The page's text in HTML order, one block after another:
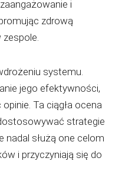
i
zdrową
zespole.
systemu.
jego efektywności,
Ta ciągła ocena
strategie
nadal służą one celom
i przyczyniają się do